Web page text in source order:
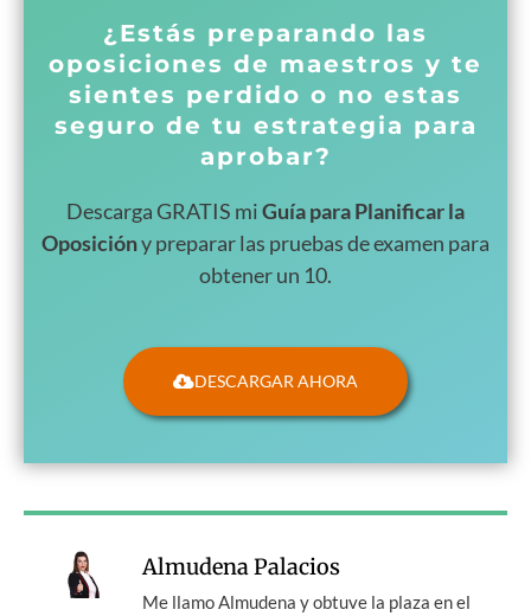
¿Estás preparando las
oposiciones de maestros y te
sientes perdido o no estas
seguro de tu estrategia para
aprobar?
Descarga GRATIS miGuía para Planificar la
Oposicióny preparar las pruebas de examen para
obtener un 10.
DESCARGAR AHORA
Almudena Palacios
Me llamo Almudena y obtuve la plaza en el